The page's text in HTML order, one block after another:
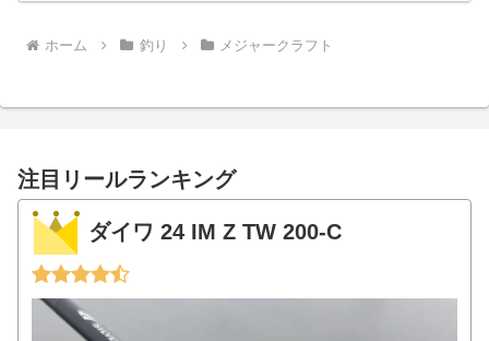
ホーム 釣り メジャークラフト
注目リールランキング
ダイワ 24 IM Z TW 200-C